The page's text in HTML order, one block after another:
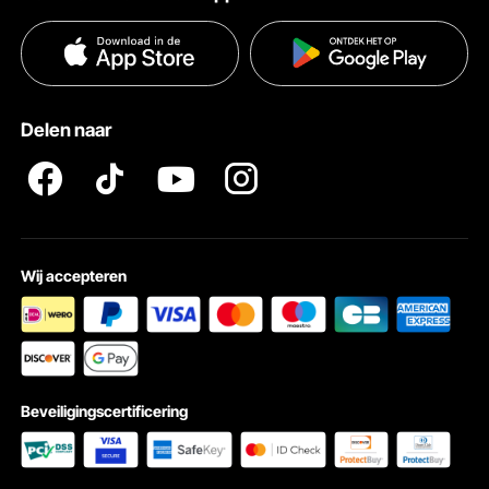
Hulp en veelgestelde vragen
Privacybeleid
Delen naar
Wij accepteren
Beveiligingscertificering